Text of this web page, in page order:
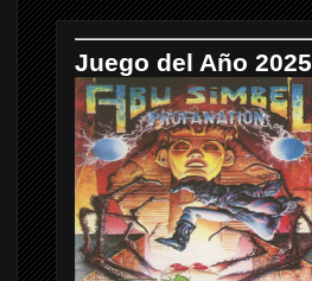
Juego del Año 2025